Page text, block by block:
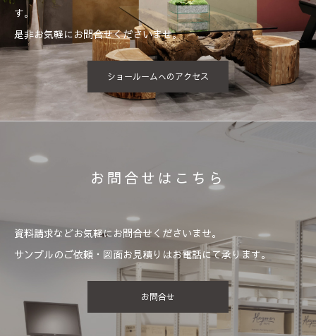
す。
是非お気軽にお問合せくださいませ。
ショールームへのアクセス
お問合せはこちら
資料請求などお気軽にお問合せくださいませ。
サンプルのご依頼・図面お見積りはお電話にて承ります。
お問合せ